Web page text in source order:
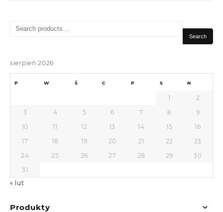
Search
Search
sierpień 2026
P W Ś C P S N
1
2
3
4 5 6 7 8
9
10
11 12 13 14 15
16
17
18 19 20 21 22
23
24
25 26 27 28 29
30
31
« lut
Produkty